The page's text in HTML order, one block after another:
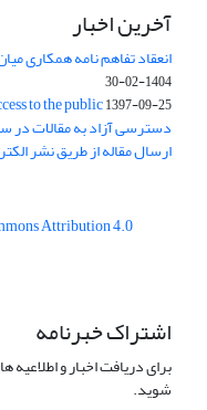
آخرین اخبار
انعقاد تفاهم نامه همکاری
1404-02-30
to the public1397-09-25
دسترسی آزاد به مقالات در
ارسال مقاله از طریق نشر
Attribution 4.0
اشتراک خبرنامه
برای دریافت اخبار و
شوید.